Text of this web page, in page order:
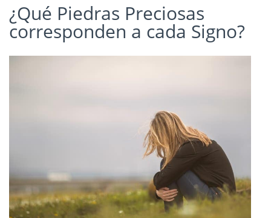
¿Qué Piedras Preciosas
corresponden a cada Signo?